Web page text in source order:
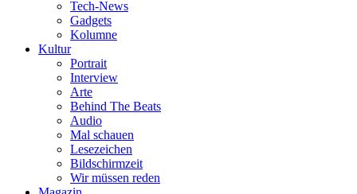
Tech-News
Gadgets
Kolumne
Kultur
Portrait
Interview
Arte
Behind The Beats
Audio
Mal schauen
Lesezeichen
Bildschirmzeit
Wir müssen reden